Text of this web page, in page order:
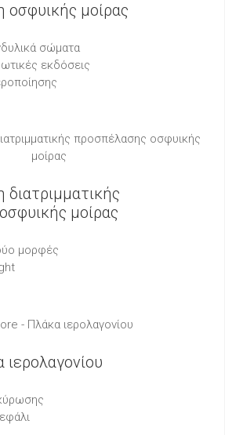
μοίρας
σώματα
εκδόσεις
μοίρας
μορφές